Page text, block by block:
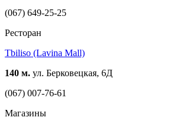
(067) 649-25-25
Ресторан
Tbiliso (Lavina Mall)
140 м. ул. Берковецкая, 6Д
(067) 007-76-61
Магазины